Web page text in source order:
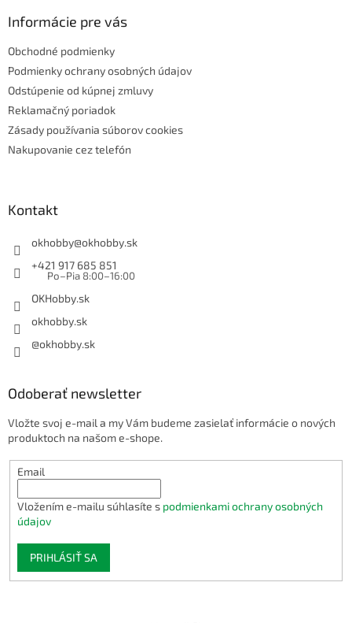
Informácie pre vás
Obchodné podmienky
Podmienky ochrany osobných údajov
Odstúpenie od kúpnej zmluvy
Reklamačný poriadok
Zásady používania súborov cookies
Nakupovanie cez telefón
Kontakt
okhobby@okhobby.sk
+421 917 685 851
Po–Pia 8:00–16:00
OKHobby.sk
okhobby.sk
@okhobby.sk
Odoberať newsletter
Vložte svoj e-mail a my Vám budeme zasielať informácie o nových
produktoch na našom e-shope.
Email
Vložením e-mailu súhlasíte s podmienkami ochrany osobných
údajov
PRIHLÁSIŤ SA